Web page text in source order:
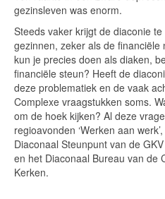
gezinsleven was enorm.
Steeds vaker krijgt de diaconie
gezinnen, zeker als de
kun je precies doen als diaken,
financiële steun? Heeft de
deze problematiek en de vaak
Complexe vraagstukken soms.
om de hoek kijken? Al deze
regioavonden ‘Werken aan
Diaconaal Steunpunt van de
en het Diaconaal Bureau van de
Kerken.